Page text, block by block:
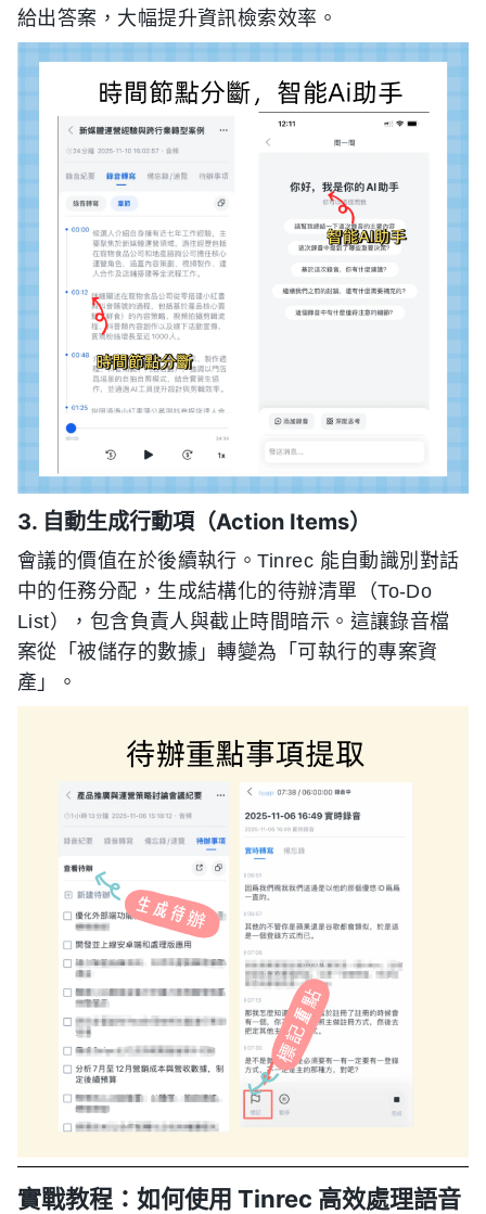
給出答案，大幅提升資訊檢索效率。
3. 自動生成行動項（Action Items）
會議的價值在於後續執行。Tinrec 能自動識別對話
中的任務分配，生成結構化的待辦清單（To-Do
List），包含負責人與截止時間暗示。這讓錄音檔
案從「被儲存的數據」轉變為「可執行的專案資
產」。
實戰教程：如何使用 Tinrec 高效處理語音